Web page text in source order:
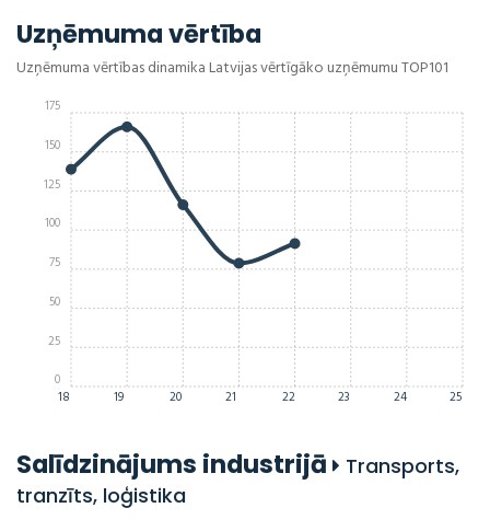
Uzņēmuma vērtība
Uzņēmuma vērtības dinamika Latvijas vērtīgāko uzņēmumu TOP101
18 19 20 21 22 23 24 25
0
25
50
75
100
125
150
175
Salīdzinājums industrijā
Transports,
tranzīts, loģistika